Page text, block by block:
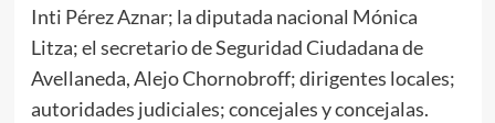
Inti Pérez Aznar; la diputada nacional Mónica
Litza; el secretario de Seguridad Ciudadana de
Avellaneda, Alejo Chornobroff; dirigentes locales;
autoridades judiciales; concejales y concejalas.